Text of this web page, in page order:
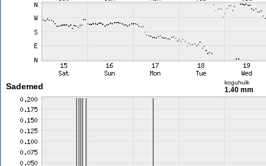
Sademed koguhulk
1.40 mm